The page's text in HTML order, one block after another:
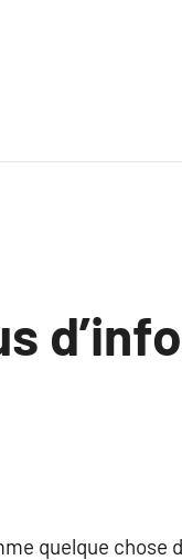
quelque chose